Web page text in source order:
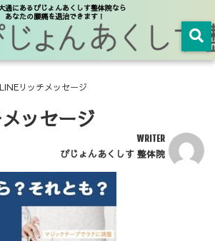
通にあるぴじょんあくしす整体院なら
あなたの腰痛を退治できます！
LINEリッチメッセージ
ッセージ
WRITER
ぴじょんあくしす 整体院